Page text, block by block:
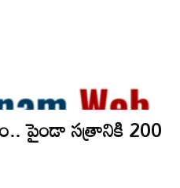
పైండా సత్రానికి 200